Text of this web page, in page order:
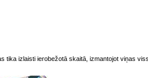
tika izlaisti ierobežotā skaitā, izmantojot viņas